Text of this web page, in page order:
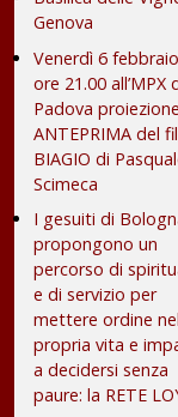
Genova
Venerdì 6
ore 21.00 all’MPX
Padova
ANTEPRIMA del
BIAGIO di
Scimeca
I gesuiti di
propongono un
percorso di
e di servizio per
mettere ordine
propria vita e
a decidersi senza
paure: la RETE